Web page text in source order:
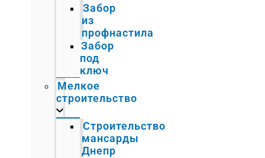
Забор
из
профнастила
Забор
под
ключ
Мелкое
строительство
Строительство
мансарды
Днепр